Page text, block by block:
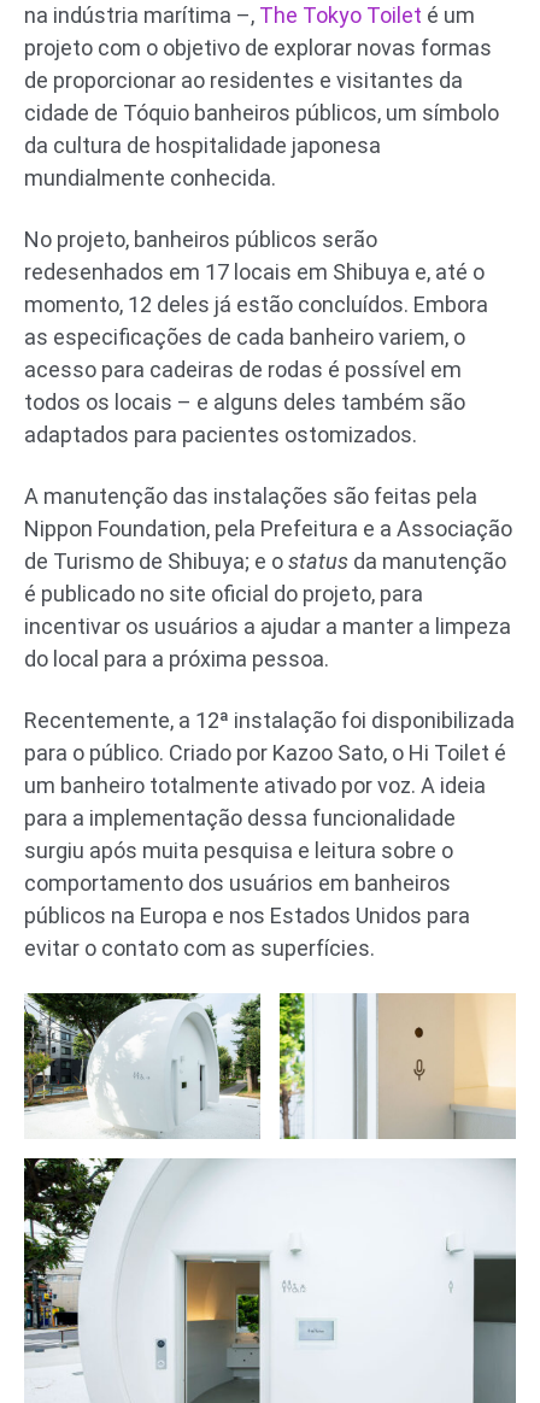
na indústria marítima –, The Tokyo Toilet é um
projeto com o objetivo de explorar novas formas
de proporcionar ao residentes e visitantes da
cidade de Tóquio banheiros públicos, um símbolo
da cultura de hospitalidade japonesa
mundialmente conhecida.
No projeto, banheiros públicos serão
redesenhados em 17 locais em Shibuya e, até o
momento, 12 deles já estão concluídos. Embora
as especificações de cada banheiro variem, o
acesso para cadeiras de rodas é possível em
todos os locais – e alguns deles também são
adaptados para pacientes ostomizados.
A manutenção das instalações são feitas pela
Nippon Foundation, pela Prefeitura e a Associação
de Turismo de Shibuya; e ostatus da manutenção
é publicado no site oficial do projeto, para
incentivar os usuários a ajudar a manter a limpeza
do local para a próxima pessoa.
Recentemente, a 12ª instalação foi disponibilizada
para o público. Criado por Kazoo Sato, o Hi Toilet é
um banheiro totalmente ativado por voz. A ideia
para a implementação dessa funcionalidade
surgiu após muita pesquisa e leitura sobre o
comportamento dos usuários em banheiros
públicos na Europa e nos Estados Unidos para
evitar o contato com as superfícies.